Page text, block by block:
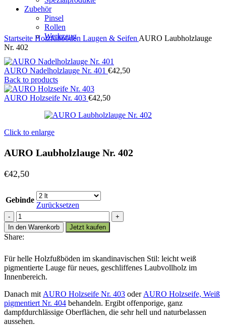
Zubehör
Pinsel
Rollen
Werkzeug
Startseite Holzfußböden Laugen & Seifen AURO Laubholzlauge
Nr. 402
AURO Nadelholzlauge Nr. 401 €42,50
Back to products
AURO Holzseife Nr. 403 €42,50
Click to enlarge
AURO Laubholzlauge Nr. 402
€42,50
Gebinde
Zurücksetzen
AURO
Laubholzlauge
Nr.
402
In den Warenkorb Jetzt kaufen
Share:
Für helle Holzfußböden im skandinavischen Stil: leicht weiß
pigmentierte Lauge für neues, geschliffenes Laubvollholz im
Innenbereich.
Danach mit AURO Holzseife Nr. 403 oder AURO Holzseife, Weiß
pigmentiert Nr. 404 behandeln. Ergibt offenporige, ganz
dampfdurchlässige Oberflächen, die sehr hell und naturbelassen
aussehen.